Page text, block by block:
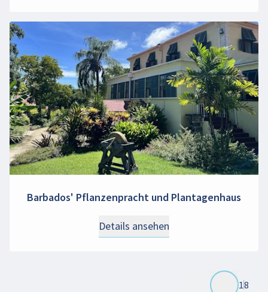
Barbados' Pflanzenpracht und Plantagenhaus
Details ansehen
18